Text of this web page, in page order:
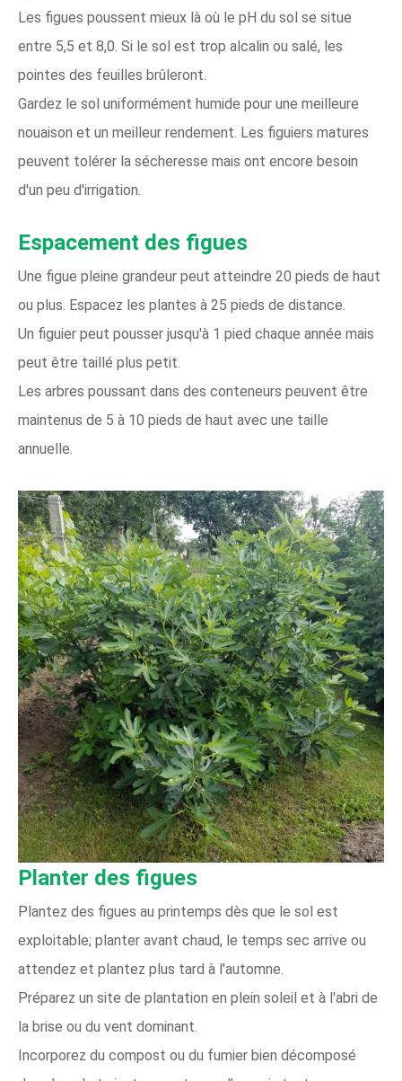
Les figues poussent mieux là où le pH du sol se situe
entre 5,5 et 8,0. Si le sol est trop alcalin ou salé, les
pointes des feuilles brûleront.
Gardez le sol uniformément humide pour une meilleure
nouaison et un meilleur rendement. Les figuiers matures
peuvent tolérer la sécheresse mais ont encore besoin
d'un peu d'irrigation.
Espacement des figues
Une figue pleine grandeur peut atteindre 20 pieds de haut
ou plus. Espacez les plantes à 25 pieds de distance.
Un figuier peut pousser jusqu'à 1 pied chaque année mais
peut être taillé plus petit.
Les arbres poussant dans des conteneurs peuvent être
maintenus de 5 à 10 pieds de haut avec une taille
annuelle.
Planter des figues
Plantez des figues au printemps dès que le sol est
exploitable; planter avant chaud, le temps sec arrive ou
attendez et plantez plus tard à l'automne.
Préparez un site de plantation en plein soleil et à l'abri de
la brise ou du vent dominant.
Incorporez du compost ou du fumier bien décomposé